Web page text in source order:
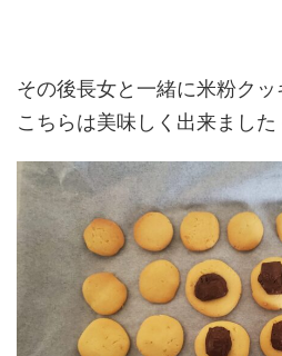
その後長女と一緒に米粉クッ
こちらは美味しく出来ました